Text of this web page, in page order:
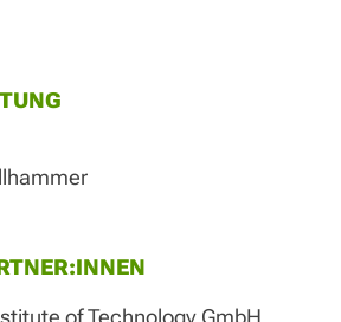
of Technology GmbH